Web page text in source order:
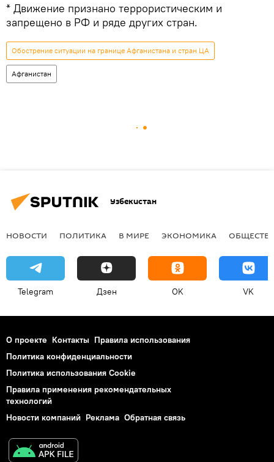
* Движение признано террористическим и
запрещено в РФ и ряде других стран.
Обострение ситуации на границе Афганистана и стран ЦА
Афганистан
Узбекистан
НОВОСТИ ПОЛИТИКА В МИРЕ ЭКОНОМИКА
Telegram Дзен OK VK
О проекте Контакты Правила использования
Политика конфиденциальности
Политика использования Cookie
Правила применения рекомендательных
технологий
Новости компаний Реклама Обратная связь